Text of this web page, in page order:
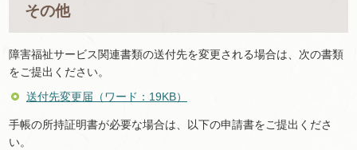
その他
障害福祉サービス関連書類の送付先を変更される場合は、次の書類
をご提出ください。
送付先変更届（ワード：19KB）
手帳の所持証明書が必要な場合は、以下の申請書をご提出くださ
い。